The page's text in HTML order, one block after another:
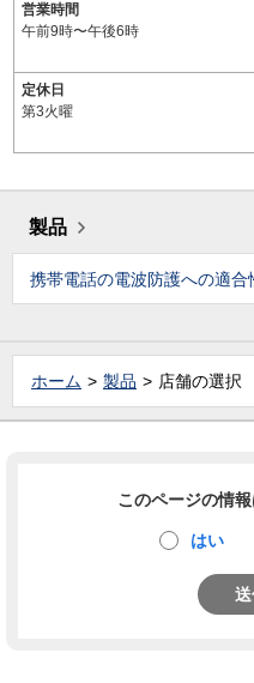
営業時間
午前9時〜午後6時
定休日
第3火曜
製品
携帯電話の電波防護への適合
ホーム 製品 店舗の選択
このページの情
はい